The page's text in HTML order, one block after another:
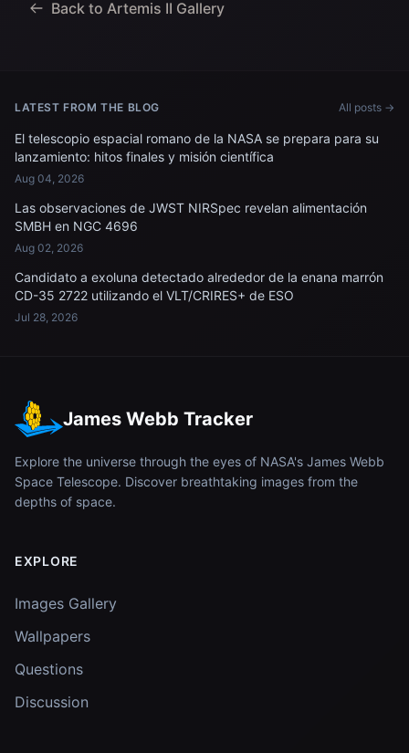
Hansen, especialista en
Back to Artemis II Gallery
LATEST FROM THE BLOG All posts →
El telescopio espacial romano de la NASA se prepara para su
lanzamiento: hitos finales y misión científica
Aug 04, 2026
Las observaciones de JWST NIRSpec revelan alimentación
SMBH en NGC 4696
Aug 02, 2026
Candidato a exoluna detectado alrededor de la enana marrón
CD-35 2722 utilizando el VLT/CRIRES+ de ESO
Jul 28, 2026
James Webb Tracker
Explore the universe through the eyes of NASA's James Webb
Space Telescope. Discover breathtaking images from the
depths of space.
EXPLORE
Images Gallery
Wallpapers
Questions
Discussion